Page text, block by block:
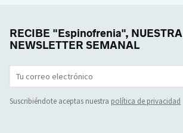
RECIBE "Espinofrenia", NUESTRA
NEWSLETTER SEMANAL
Suscribiéndote aceptas nuestra política de privacidad